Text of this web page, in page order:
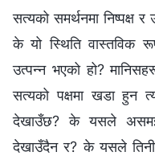
सत्यको समर्थनमा निष्पक्ष
के यो स्थिति वास्तविक
उत्पन्न भएको हो?
सत्यको पक्षमा खडा हुन
देखाउँछ? के यसले
देखाउँदैन र? के यसले